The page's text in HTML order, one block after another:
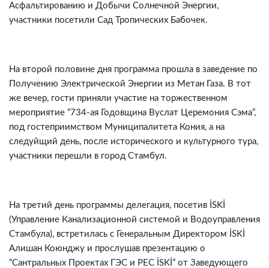
Асфальтированию и Добычи Солнечной Энергии,
участники посетили Сад Тропических Бабочек.
На второй половине дня программа прошла в заведение по
Получению Электрической Энергии из Метан Газа. В тот
же вечер, гости приняли участие на торжественном
мероприятие “734-ая Годовщина Вуслат Церемония Сэма”,
под гостеприимством Муниципалитета Кония, а на
следуйщий день, после исторического и культурного тура,
участники перешли в город Стамбул.
На третий день программы делегация, посетив İSKİ
(Управление Канализационной системой и Водоуправления
Стамбула), встретилась с Генеральным Директором İSKİ
Алишан Коюнджу и прослушав презентацию о
“Сантральных Проектах ГЭС и РЕС İSKİ” от Заведующего